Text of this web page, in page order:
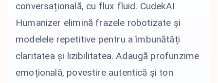
conversațională, cu flux fluid. CudekAI
Humanizer elimină frazele robotizate și
modelele repetitive pentru a îmbunătăți
claritatea și lizibilitatea. Adaugă profunzime
emoțională, povestire autentică și ton